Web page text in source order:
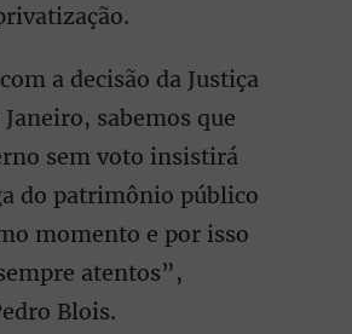
a decisão da Justiça
sabemos que
sem voto insistirá
do patrimônio público
momento e por isso
atentos”,
Blois.